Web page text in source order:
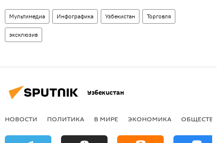
Мультимедиа Инфографика Узбекистан Торговля
эксклюзив
Узбекистан
НОВОСТИ ПОЛИТИКА В МИРЕ ЭКОНОМИКА